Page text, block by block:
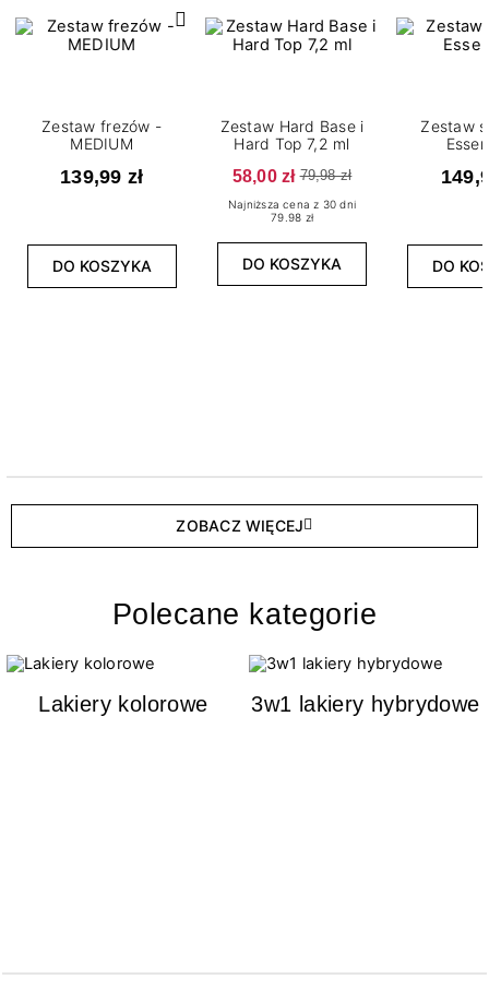
Zestaw frezów -
MEDIUM
139,99 zł
DO KOSZYKA
Zestaw Hard Base i
Hard Top 7,2 ml
58,00 zł 79,98 zł
Najniższa cena z 30 dni
79.98 zł
DO KOSZYKA
Zestaw
DO
ZOBACZ WIĘCEJ
Polecane kategorie
Lakiery kolorowe 3w1 lakiery hybrydowe